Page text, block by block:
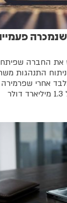
החברה
ניתוח התנהגות
אחרי